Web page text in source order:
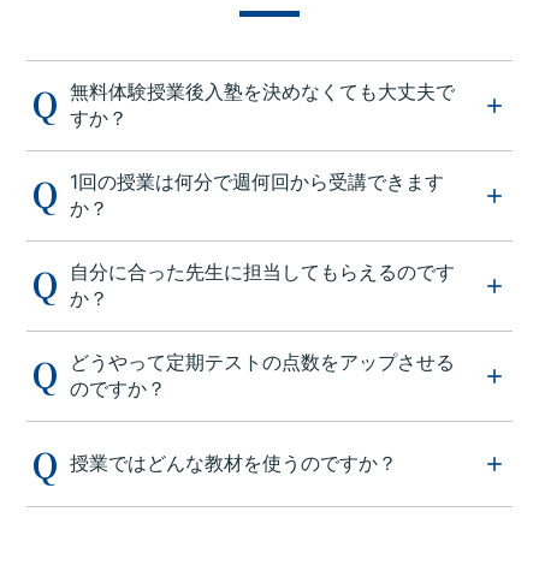
無料体験授業後入塾を決めなくても大丈夫で
すか？
1回の授業は何分で週何回から受講できます
か？
自分に合った先生に担当してもらえるのです
か？
どうやって定期テストの点数をアップさせる
のですか？
授業ではどんな教材を使うのですか？